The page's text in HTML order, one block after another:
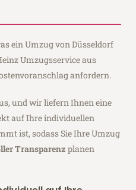
ein Umzug von Düsseldorf
Umzugsservice aus
anfordern.
und wir liefern Ihnen eine
auf Ihre individuellen
ist, sodass Sie Ihre Umzug
Transparenz planen